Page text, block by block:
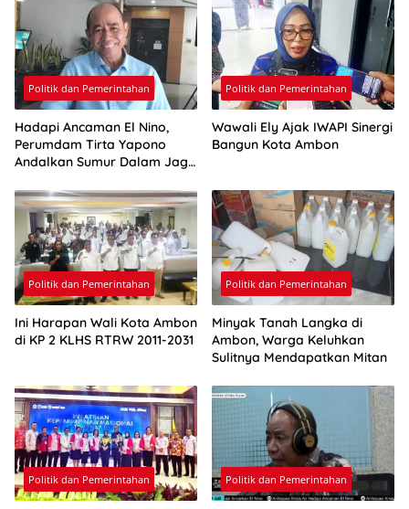
Politik dan Pemerintahan
Hadapi Ancaman El Nino,
Perumdam Tirta Yapono
Andalkan Sumur Dalam Jaga
Politik dan Pemerintahan
Wawali Ely Ajak IWAPI Sinergi
Bangun Kota Ambon
Politik dan Pemerintahan
Ini Harapan Wali Kota Ambon
di KP 2 KLHS RTRW 2011-2031
Politik dan Pemerintahan
Minyak Tanah Langka di
Ambon, Warga Keluhkan
Sulitnya Mendapatkan Mitan
Politik dan Pemerintahan Politik dan Pemerintahan